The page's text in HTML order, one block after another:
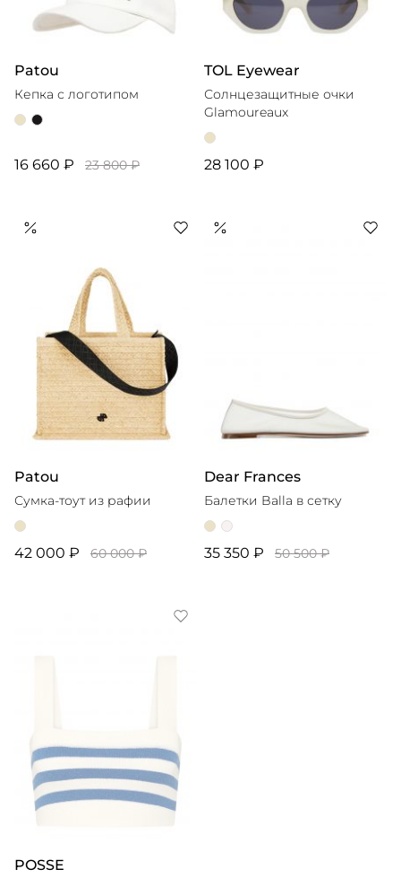
Patou
Кепка с логотипом
16 660 ₽ 23 800 ₽
TOL Eyewear
Солнцезащитные очки
Glamoureaux
28 100 ₽
Patou
Сумка-тоут из рафии
42 000 ₽ 60 000 ₽
Dear Frances
Балетки Balla в сетку
35 350 ₽ 50 500 ₽
POSSE